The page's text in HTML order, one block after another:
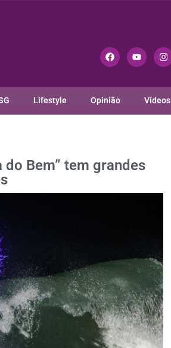
Lifestyle Opinião Vídeos
Bem” tem grandes